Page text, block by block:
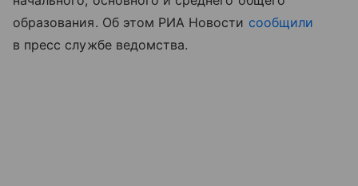
образования. Об этом РИА Новости сообщили
в пресс службе ведомства.